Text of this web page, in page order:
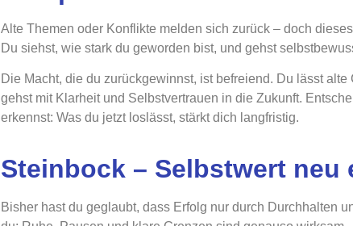
Alte Themen oder Konflikte melden sich zurück – doch
Du siehst, wie stark du geworden bist, und gehst
Die Macht, die du zurückgewinnst, ist befreiend. Du lässt
gehst mit Klarheit und Selbstvertrauen in die Zukunft.
erkennst: Was du jetzt loslässt, stärkt dich langfristig.
Steinbock – Selbstwert neu
Bisher hast du geglaubt, dass Erfolg nur durch Durchhalten